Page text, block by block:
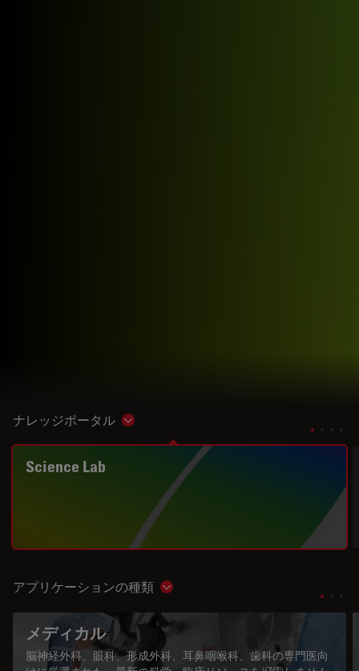
ナレッジポータル Show subnavigation
Science Lab
アプリケーションの種類 Show subnavigation
メディカル
脳神経外科、眼科、形成外科、耳鼻咽喉科、歯科の専門医向